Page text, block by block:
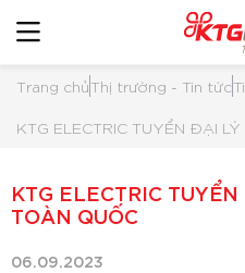
Trang chủThị trường - Tin tức
KTG ELECTRIC TUYỂN ĐẠI
KTG ELECTRIC
TOÀN QUỐC
06.09.2023